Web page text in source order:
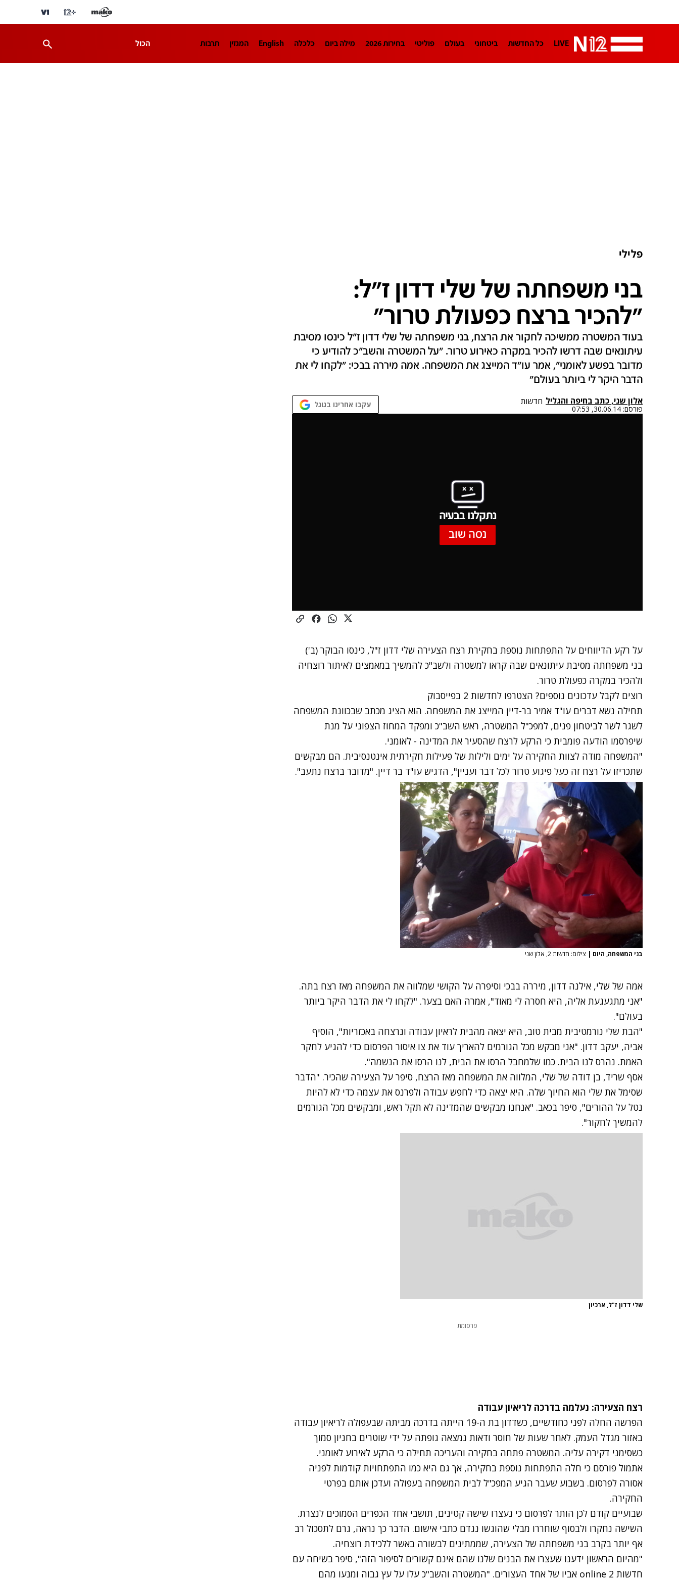
LIVE כל החדשות ביטחוני בעולם פוליטי בחירות 2026 מילה ביום כלכלה English המגזין תרבות הכול
פלילי
בני משפחתה של שלי דדון ז"ל:
"להכיר ברצח כפעולת טרור"
בעוד המשטרה ממשיכה לחקור את הרצח, בני משפחתה של שלי דדון ז"ל כינסו מסיבת
עיתונאים שבה דרשו להכיר במקרה כאירוע טרור. "על המשטרה והשב"כ להודיע כי
מדובר בפשע לאומני", אמר עו"ד המייצג את המשפחה. אמה מיררה בבכי: "לקחו לי את
הדבר היקר לי ביותר בעולם"
אלון שני, כתב בחיפה והגליל חדשות
פורסם: 30.06.14, 07:53 עקבו אחרינו בגוגל
נתקלנו בבעיה
נסה שוב
על רקע הדיווחים על התפתחות נוספת בחקירת רצח הצעירה שלי דדון ז"ל, כינסו הבוקר (ב')
בני משפחתה מסיבת עיתונאים שבה קראו למשטרה ולשב"כ להמשיך במאמצים לאיתור רוצחיה
ולהכיר במקרה כפעולת טרור.
רוצים לקבל עדכונים נוספים? הצטרפו לחדשות 2 בפייסבוק
תחילה נשא דברים עו"ד אמיר בר-דיין המייצג את המשפחה. הוא הציג מכתב שבכוונת המשפחה
לשגר לשר לביטחון פנים, למפכ"ל המשטרה, ראש השב"כ ומפקד המחוז הצפוני על מנת
שיפרסמו הודעה פומבית כי הרקע לרצח שהסעיר את המדינה - לאומני.
"המשפחה מודה לצוות החקירה על ימים ולילות של פעילות חקירתית אינטנסיבית. הם מבקשים
שתכריזו על רצח זה כעל פיגוע טרור לכל דבר ועניין", הדגיש עו"ד בר דיין. "מדובר ברצח נתעב".
בני המשפחה, היום | צילום: חדשות 2, אלון שני
אמה של שלי, אילנה דדון, מיררה בבכי וסיפרה על הקושי שמלווה את המשפחה מאז רצח בתה.
"אני מתגעגעת אליה, היא חסרה לי מאוד", אמרה האם בצער. "לקחו לי את הדבר היקר ביותר
בעולם".
"הבת שלי נורמטיבית מבית טוב, היא יצאה מהבית לראיון עבודה ונרצחה באכזריות", הוסיף
אביה, יעקב דדון. "אני מבקש מכל הגורמים להאריך עוד את צו איסור הפרסום כדי להגיע לחקר
האמת. נהרס לנו הבית. כמו שלמחבל הרסו את הבית, לנו הרסו את הנשמה".
אסף שריד, בן דודה של שלי, המלווה את המשפחה מאז הרצח, סיפר על הצעירה שהכיר. "הדבר
שסימל את שלי הוא החיוך שלה. היא יצאה כדי לחפש עבודה ולפרנס את עצמה כדי לא להיות
נטל על ההורים", סיפר בכאב. "אנחנו מבקשים שהמדינה לא תקל ראש, ומבקשים מכל הגורמים
להמשיך לחקור".
שלי דדון ז"ל, ארכיון
פרסומת
רצח הצעירה: נעלמה בדרכה לריאיון עבודה
הפרשה החלה לפני כחודשיים, כשדדון בת ה-19 הייתה בדרכה מביתה שבעפולה לריאיון עבודה
באזור מגדל העמק. לאחר שעות של חוסר ודאות נמצאה גופתה על ידי שוטרים בחניון סמוך
כשסימני דקירה עליה. המשטרה פתחה בחקירה והעריכה תחילה כי הרקע לאירוע לאומני.
אתמול פורסם כי חלה התפתחות נוספת בחקירה, אך גם היא כמו התפתחויות קודמות לפניה
אסורה לפרסום. בשבוע שעבר הגיע המפכ"ל לבית המשפחה בעפולה ועדכן אותם בפרטי
החקירה.
שבועיים קודם לכן הותר לפרסום כי נעצרו שישה קטינים, תושבי אחד הכפרים הסמוכים לנצרת.
השישה נחקרו ולבסוף שוחררו מבלי שהוגשו נגדם כתבי אישום. הדבר כך נראה, גרם לתסכול רב
אף יותר בקרב בני משפחתה של הצעירה, שממתינים לבשורה באשר ללכידת רוצחיה.
"מהיום הראשון ידענו שעצרו את הבנים שלנו שהם אינם קשורים לסיפור הזה", סיפר בשיחה עם
חדשות 2 online אביו של אחד העצורים. "המשטרה והשב"כ עלו על עץ גבוה ומנעו מהם